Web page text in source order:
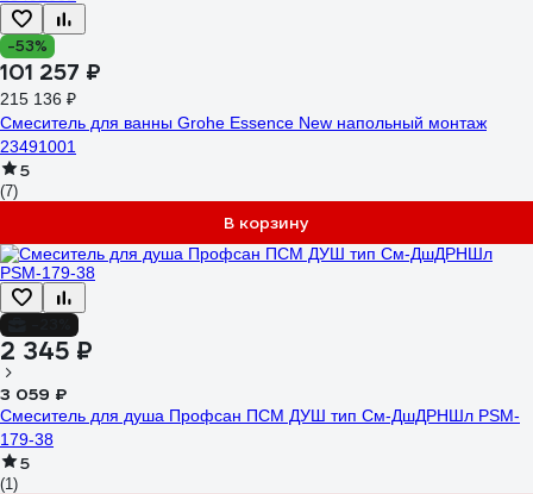
-53%
101 257 ₽
215 136 ₽
Смеситель для ванны Grohe Essence New напольный монтаж
23491001
5
(7)
В корзину
2 345 ₽
3 059 ₽
Смеситель для душа Профсан ПСМ ДУШ тип См-ДшДРНШл PSM-
179-38
5
(1)